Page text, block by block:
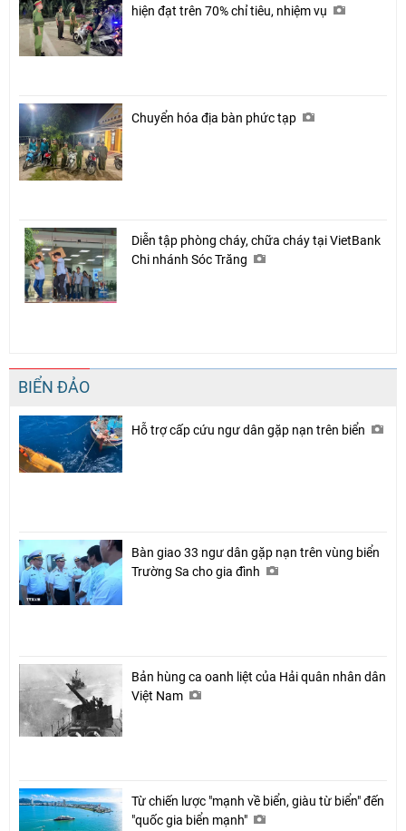
hiện đạt trên 70% chỉ tiêu, nhiệm vụ
Chuyển hóa địa bàn phức tạp
Diễn tập phòng cháy, chữa cháy tại VietBank
Chi nhánh Sóc Trăng
BIỂN ĐẢO
Hỗ trợ cấp cứu ngư dân gặp nạn trên biển
Bàn giao 33 ngư dân gặp nạn trên vùng biển
Trường Sa cho gia đình
Bản hùng ca oanh liệt của Hải quân nhân dân
Việt Nam
Từ chiến lược "mạnh về biển, giàu từ biển" đến
"quốc gia biển mạnh"